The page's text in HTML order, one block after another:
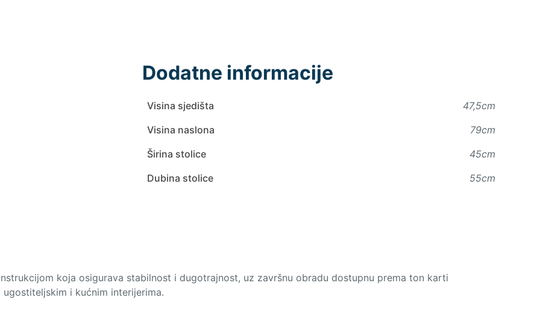
Dodatne informacije
Visina sjedišta
47,5cm
Visina naslona
79cm
Širina stolice
45cm
Dubina stolice
55cm
koja osigurava stabilnost i dugotrajnost, uz završnu obradu dostupnu prema ton karti
i kućnim interijerima.